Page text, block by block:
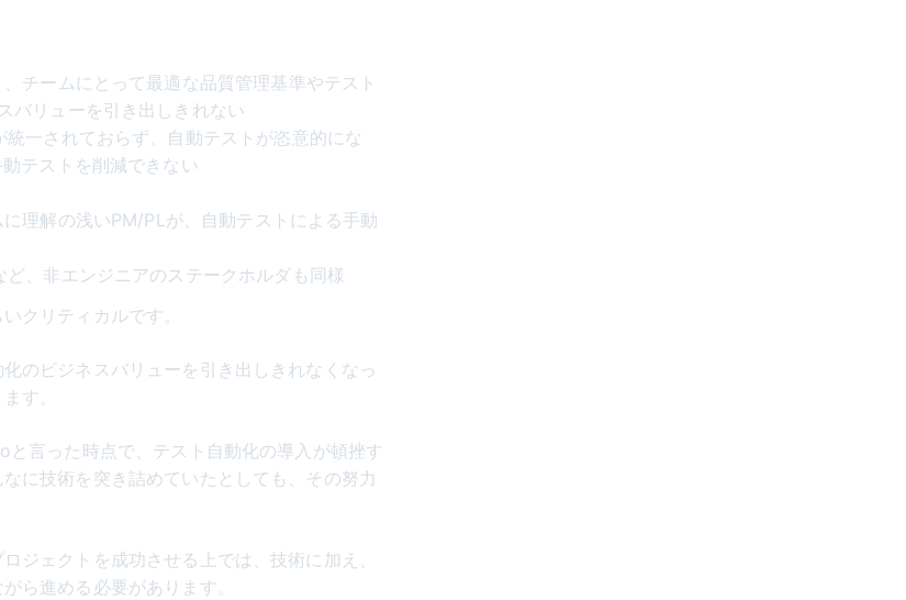
チームにとって最適な品質管理基準やテスト
バリューを引き出しきれない
一されておらず、自動テストが恣意的にな
テストを削減できない
理解の浅いPM/PLが、自動テストによる手動
、非エンジニアのステークホルダも同様
クリティカルです。
のビジネスバリューを引き出しきれなくなっ
す。
言った時点で、テスト自動化の導入が頓挫す
に技術を突き詰めていたとしても、その努力
ジェクトを成功させる上では、技術に加え、
ら進める必要があります。